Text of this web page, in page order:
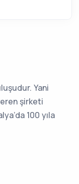
Yani
şirketi
100 yıla